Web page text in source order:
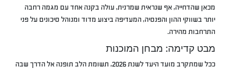
מכאן שהדחייה, אף שנראית שמרנית, עולה בקנה אחד עם מגמה רחבה
יותר בשווקי ההון והפנסיה, המעדיפה ביצוע מדוד ומנוהל סיכונים על פני
התרחבות מהירה.
מבט קדימה: מבחן המוכנות
ככל שמתקרב מועד היעד לשנת 2026, תשומת הלב תופנה אל הדרך שבה